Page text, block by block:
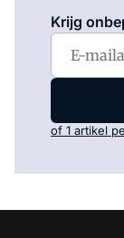
Krijg
of 1 artikel